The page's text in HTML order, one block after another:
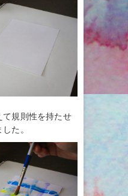
て規則性を持たせ
た。